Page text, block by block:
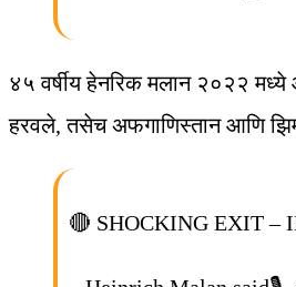
४५ वर्षीय हेनरिक मलान २०२२ मध्ये
हरवले, तसेच अफगाणिस्तान आणि
🔴 SHOCKING EXIT –